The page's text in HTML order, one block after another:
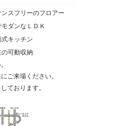
スフリーのフロアー
ダンなＬＤＫ
キッチン
可動収納
ご来場ください。
ております。